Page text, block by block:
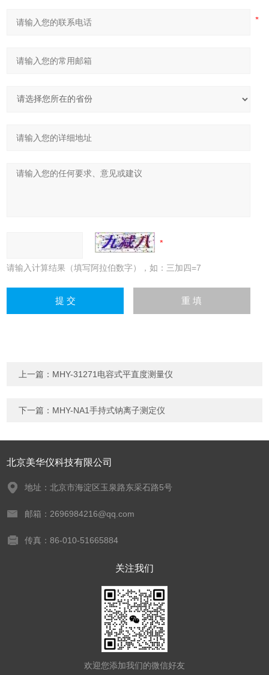
请输入计算结果（填写阿拉伯数字），如：三加四=7
上一篇： MHY-31271电容式平直度测量仪
下一篇： MHY-NA1手持式钠离子测定仪
北京美华仪科技有限公司
地址：北京市海淀区玉泉路东采石路5号
邮箱：2696984216@qq.com
传真：86-010-51665884
关注我们
欢迎您添加我们的微信好友